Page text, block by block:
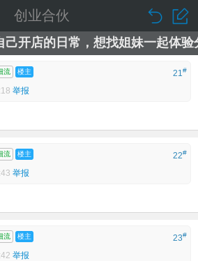
创业合伙
己开店的日常，想找姐妹一起体验
流 楼主 21#
举报
流 楼主 22#
举报
流 楼主 23#
举报